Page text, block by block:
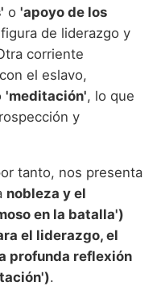
o 'apoyo de los
de liderazgo y
corriente
el eslavo,
'meditación', lo que
y
tanto, nos presenta
nobleza y el
en la batalla')
el liderazgo, el
profunda reflexión
.